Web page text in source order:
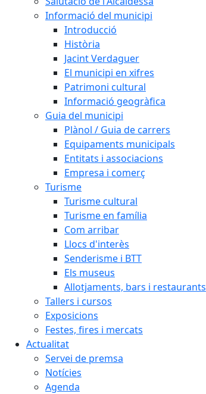
Informació del municipi
Introducció
Història
Jacint Verdaguer
El municipi en xifres
Patrimoni cultural
Informació geogràfica
Guia del municipi
Plànol / Guia de carrers
Equipaments municipals
Entitats i associacions
Empresa i comerç
Turisme
Turisme cultural
Turisme en família
Com arribar
Llocs d'interès
Senderisme i BTT
Els museus
Allotjaments, bars i restaurants
Tallers i cursos
Exposicions
Festes, fires i mercats
Actualitat
Servei de premsa
Notícies
Agenda